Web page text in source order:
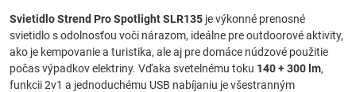
Svietidlo Strend Pro Spotlight SLR135 je výkonné prenosné
svietidlo s odolnosťou voči nárazom, ideálne pre outdoorové aktivity,
ako je kempovanie a turistika, ale aj pre domáce núdzové použitie
počas výpadkov elektriny. Vďaka svetelnému toku 140 + 300 lm,
funkcii 2v1 a jednoduchému USB nabíjaniu je všestranným